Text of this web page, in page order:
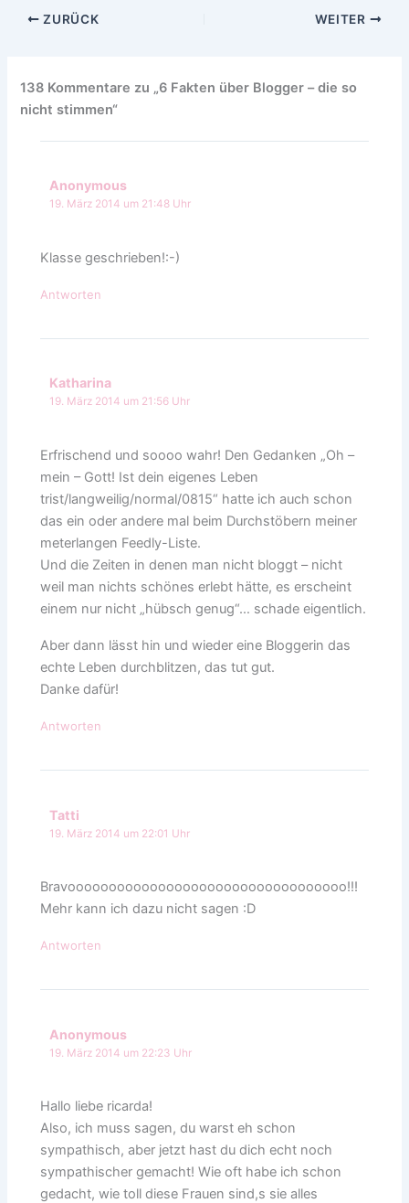
ZURÜCK WEITER
138 Kommentare zu „6 Fakten über Blogger – die so
nicht stimmen“
Anonymous
19. März 2014 um 21:48 Uhr
Klasse geschrieben!:-)
Antworten
Katharina
19. März 2014 um 21:56 Uhr
Erfrischend und soooo wahr! Den Gedanken „Oh –
mein – Gott! Ist dein eigenes Leben
trist/langweilig/normal/0815“ hatte ich auch schon
das ein oder andere mal beim Durchstöbern meiner
meterlangen Feedly-Liste.
Und die Zeiten in denen man nicht bloggt – nicht
weil man nichts schönes erlebt hätte, es erscheint
einem nur nicht „hübsch genug“… schade eigentlich.
Aber dann lässt hin und wieder eine Bloggerin das
echte Leben durchblitzen, das tut gut.
Danke dafür!
Antworten
Tatti
19. März 2014 um 22:01 Uhr
Bravoooooooooooooooooooooooooooooooooo!!!
Mehr kann ich dazu nicht sagen :D
Antworten
Anonymous
19. März 2014 um 22:23 Uhr
Hallo liebe ricarda!
Also, ich muss sagen, du warst eh schon
sympathisch, aber jetzt hast du dich echt noch
sympathischer gemacht! Wie oft habe ich schon
gedacht, wie toll diese Frauen sind,s sie alles